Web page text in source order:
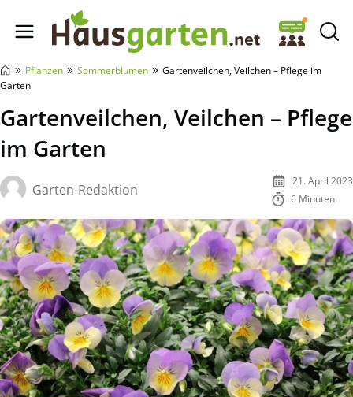
Hausgarten.net
» Pflanzen » Sommerblumen » Gartenveilchen, Veilchen – Pflege im
Garten
Gartenveilchen, Veilchen – Pflege
im Garten
Garten-Redaktion
21. April 2023
6 Minuten